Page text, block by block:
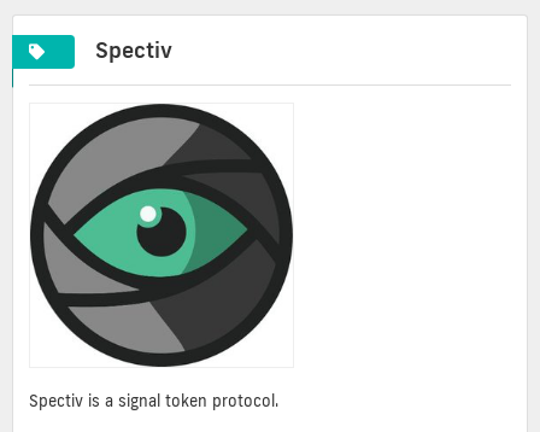
Spectiv
Spectiv is a signal token protocol.